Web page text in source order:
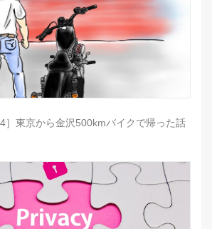
4］東京から金沢500kmバイクで帰った話